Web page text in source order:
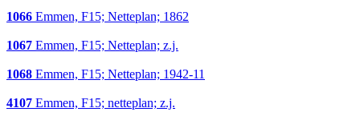
1066 Emmen, F15; Netteplan; 1862
1067 Emmen, F15; Netteplan; z.j.
1068 Emmen, F15; Netteplan; 1942-11
4107 Emmen, F15; netteplan; z.j.